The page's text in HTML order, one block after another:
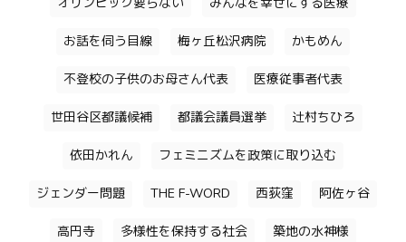
お話を伺う目線 梅ヶ丘松沢病院 かもめん
不登校の子供のお母さん代表 医療従事者代表
世田谷区都議候補 都議会議員選挙 辻村ちひろ
依田かれん フェミニズムを政策に取り込む
ジェンダー問題 THE F-WORD 西荻窪 阿佐ヶ谷
高円寺 多様性を保持する社会 築地の水神様